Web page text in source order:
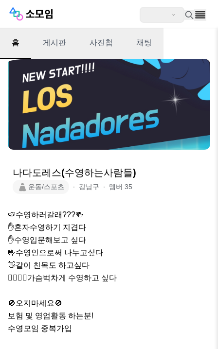
홈 게시판 사진첩 채팅
나다도레스(수영하는사람들)
운동/스포츠 ∙ 강남구 ∙ 멤버 35
🍉수영하러갈래???🍻
✋혼자수영하기 지겹다
✋수영입문해보고 싶다
🤟수영인으로써 나누고싶다
👋같이 친목도 하고싶다
🏊‍♂️🏊‍♀️가슴벅차게 수영하고 싶다
🚫오지마세요🚫
보험 및 영업활동 하는분!
수영모임 중복가입